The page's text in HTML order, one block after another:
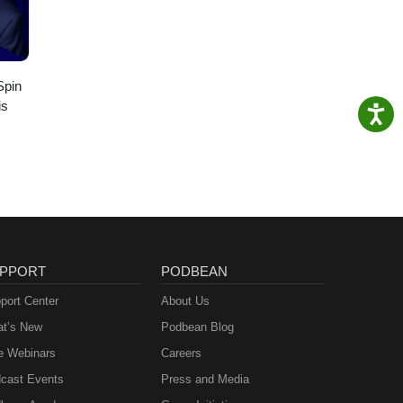
Center
New
Webinars
Events
PODBEAN
About Us
Podbean Blog
Careers
Press and Media